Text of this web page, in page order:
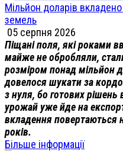
Мільйон доларів
земель
05 серпня 2026
Піщані поля, які роками
майже не обробляли,
розміром понад мільйон
довелося шукати за
з нуля, бо готових рішень
урожай уже йде на
вкладення повертаються
років.
Більше інформації